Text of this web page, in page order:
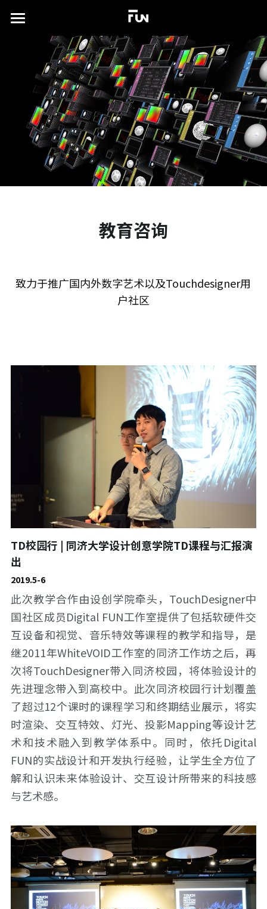
首页
关于
案例展示
所有作品集
沉浸式展厅
演出及发布会
视觉特效设计
实验场
TD书籍
教育咨询
致力于推广国内外数字艺术以及Touchdesigner用
户社区
TD校园行 | 同济大学设计创意学院TD课程与汇报演
出
2019.5-6
此次教学合作由设创学院牵头，TouchDesigner中
国社区成员Digital FUN工作室提供了包括软硬件交
互设备和视觉、音乐特效等课程的教学和指导，是
继2011年WhiteVOID工作室的同济工作坊之后，再
次将TouchDesigner带入同济校园，将体验设计的
先进理念带入到高校中。此次同济校园行计划覆盖
了超过12个课时的课程学习和终期结业展示，将实
时渲染、交互特效、灯光、投影Mapping等设计艺
术和技术融入到教学体系中。同时，依托Digital
FUN的实战设计和开发执行经验，让学生全方位了
解和认识未来体验设计、交互设计所带来的科技感
与艺术感。
商品分类
所有商品分类